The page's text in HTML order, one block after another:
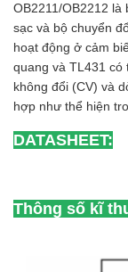
OB2211/OB2212 là
sạc và bộ chuyển
hoạt động ở cảm
quang và TL431 có
không đổi (CV) và
hợp như thể hiện
DATASHEET:
Thông số kĩ